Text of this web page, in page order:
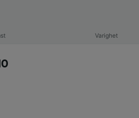
Varighet